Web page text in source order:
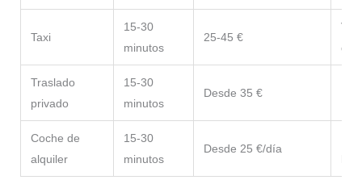
Taxi
15-30
minutos
25-45 €
Traslado
privado
15-30
minutos
Desde 35 €
Coche de
alquiler
15-30
minutos
Desde 25 €/día